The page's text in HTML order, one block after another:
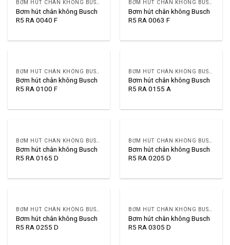
Bơm hút chân không Busch
R5 RA 0040 F
Bơm hút chân không Busch
R5 RA 0063 F
Bơm hút chân không Busch
R5 RA 0100 F
Bơm hút chân không Busch
R5 RA 0155 A
Bơm hút chân không Busch
R5 RA 0165 D
Bơm hút chân không Busch
R5 RA 0205 D
BƠM HÚT CHÂN KHÔNG BUSCH R5
Bơm hút chân không Busch
R5 RA 0255 D
BƠM HÚT CHÂN KHÔNG BUSCH R5
Bơm hút chân không Busch
R5 RA 0305 D